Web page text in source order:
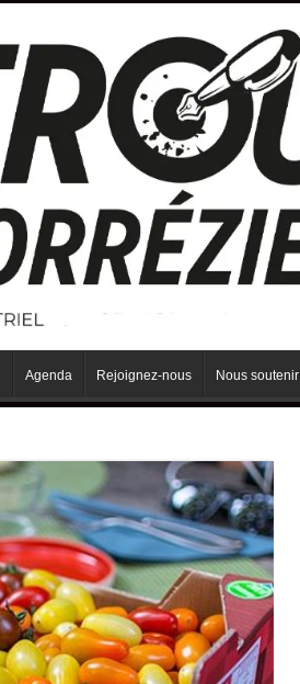
Agenda Rejoignez-nous Nous soutenir